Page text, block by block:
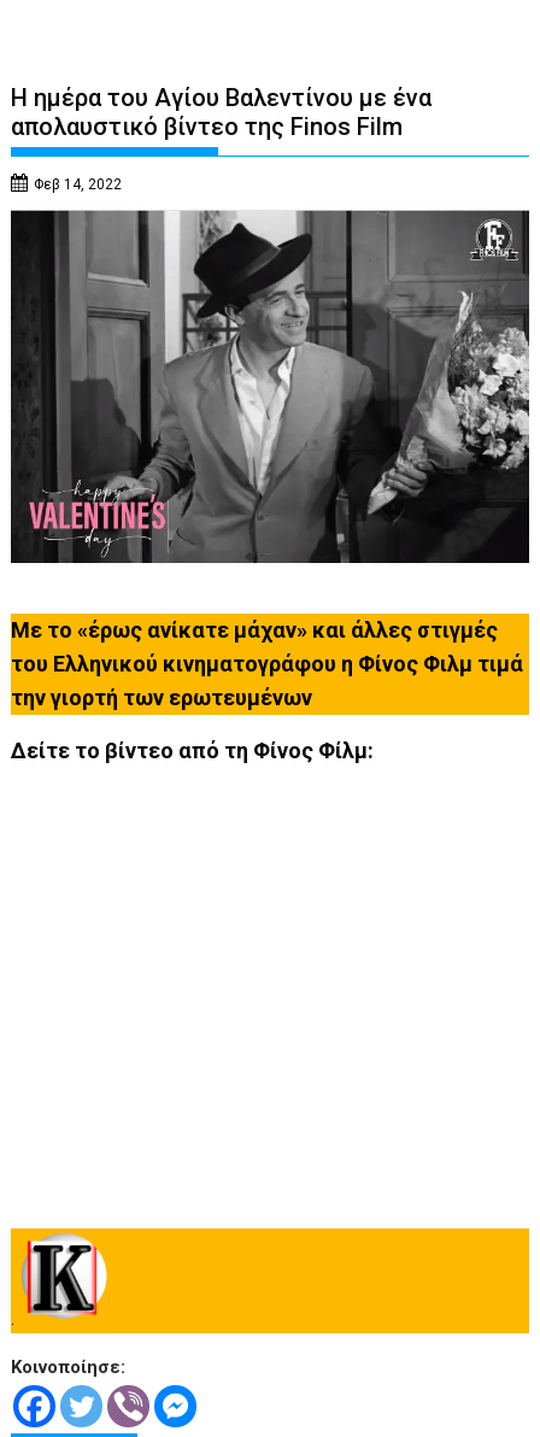
Η ημέρα του Αγίου Βαλεντίνου με ένα
απολαυστικό βίντεο της Finos Film
Φεβ 14, 2022
Με το «έρως ανίκατε μάχαν» και άλλες στιγμές
του Ελληνικού κινηματογράφου η Φίνος Φιλμ τιμά
την γιορτή των ερωτευμένων
Δείτε το βίντεο από τη Φίνος Φίλμ:
.
Κοινοποίησε: